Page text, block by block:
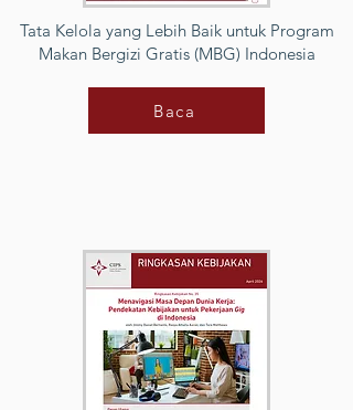
Tata Kelola yang Lebih Baik untuk Program
Makan Bergizi Gratis (MBG) Indonesia
Baca